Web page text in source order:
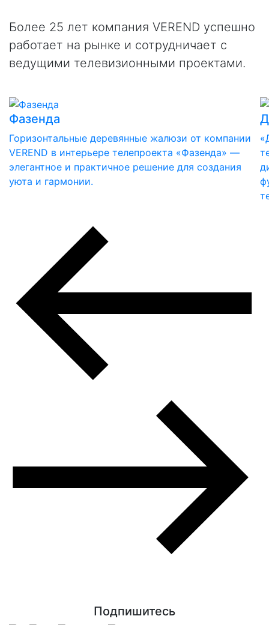
Более 25 лет компания VEREND успешно
работает на рынке и сотрудничает с
ведущими телевизионными проектами.
Фазенда
Горизонтальные деревянные жалюзи от компании
VEREND в интерьере телепроекта «Фазенда» —
элегантное и практичное решение для создания
уюта и гармонии.
Подпишитесь